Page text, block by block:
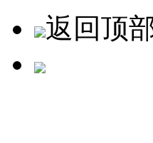
返回顶